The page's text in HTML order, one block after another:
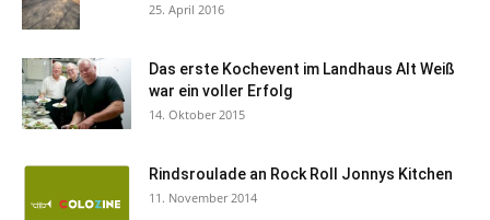
25. April 2016
Das erste Kochevent im Landhaus Alt Weiß
war ein voller Erfolg
14. Oktober 2015
Rindsroulade an Rock Roll Jonnys Kitchen
11. November 2014